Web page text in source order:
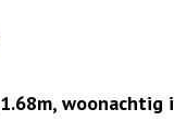
woonachtig